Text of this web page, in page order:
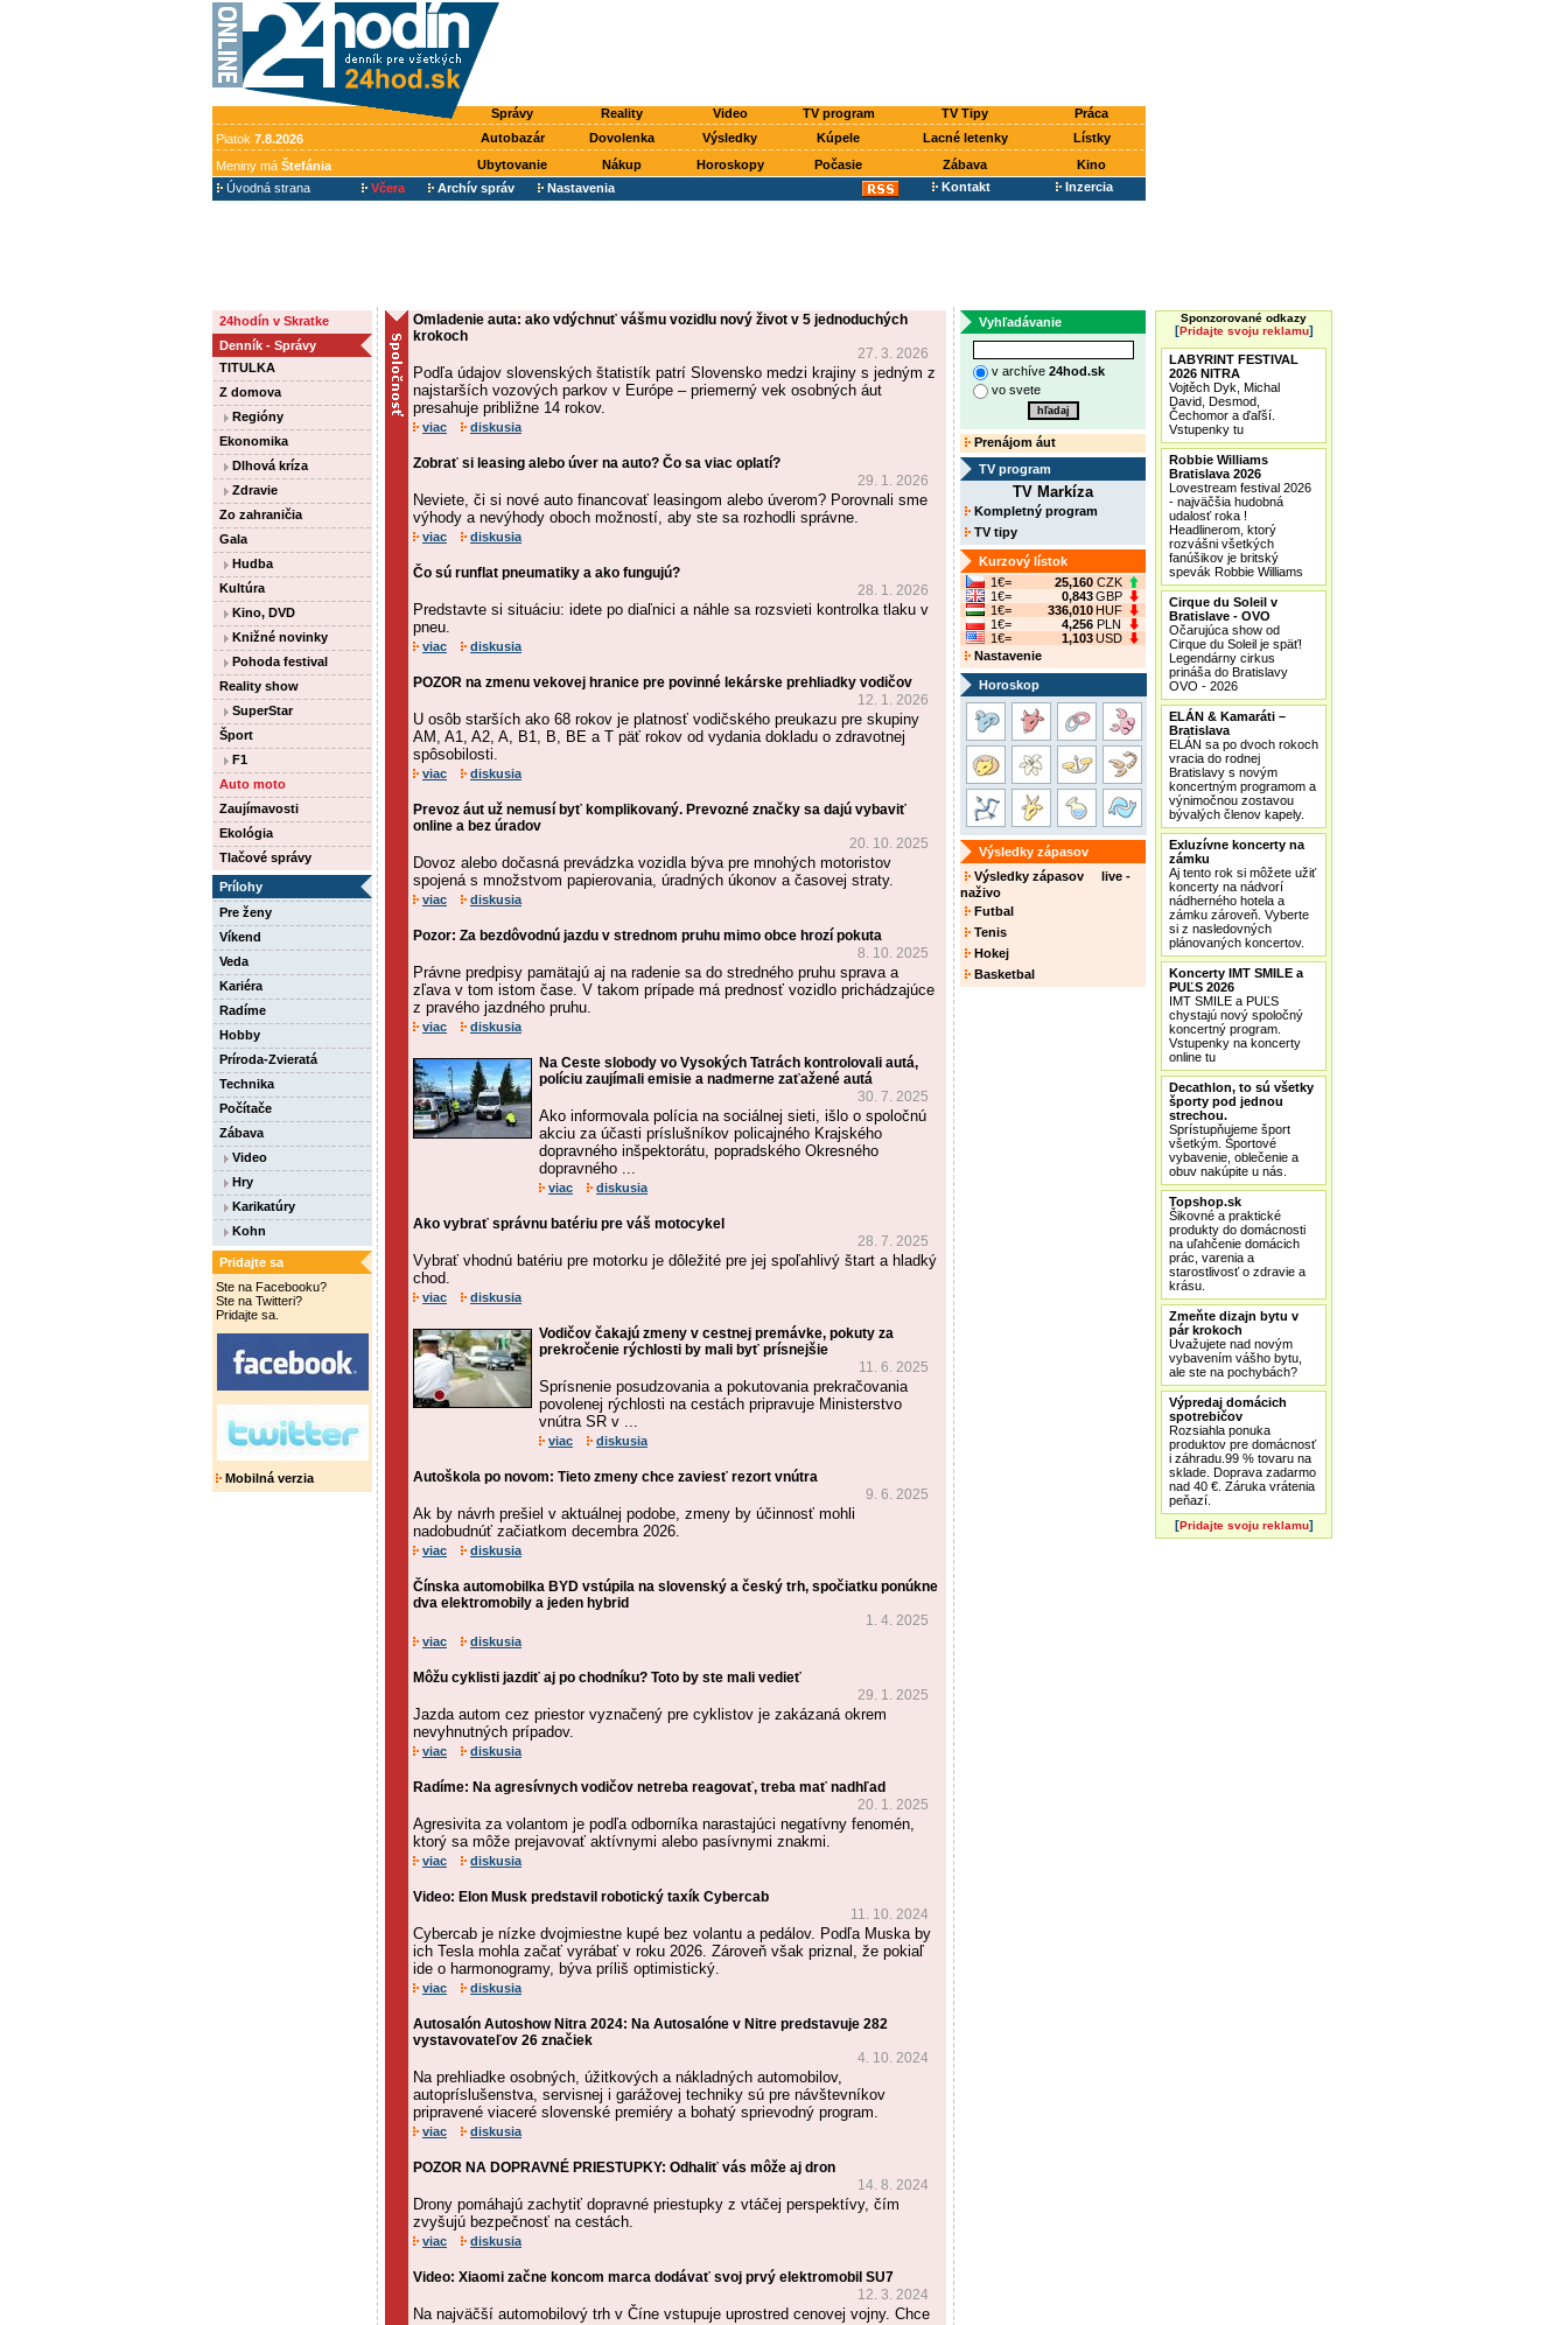
Správy Reality Video TV program TV Tipy
Práca
Piatok 7.8.2026 Autobazár Dovolenka Výsledky Kúpele Lacné letenky
Lístky
Meniny má Štefánia Ubytovanie Nákup Horoskopy Počasie Zábava
Kino
Úvodná strana
Včera Archív správ Nastavenia Kontakt Inzercia
24hodín v Skratke
Denník - Správy
TITULKA
Z domova
Regióny
Ekonomika
Dlhová kríza
Zdravie
Zo zahraničia
Gala
Hudba
Kultúra
Kino, DVD
Knižné novinky
Pohoda festival
Reality show
SuperStar
Šport
F1
Auto moto
Zaujímavosti
Ekológia
Tlačové správy
Prílohy
Pre ženy
Víkend
Veda
Kariéra
Radíme
Hobby
Príroda-Zvieratá
Technika
Počítače
Zábava
Video
Hry
Karikatúry
Kohn
Pridajte sa
Ste na Facebooku?
Ste na Twitteri?
Pridajte sa.
Mobilná verzia
Omladenie auta: ako vdýchnuť vášmu vozidlu nový život v 5 jednoduchých
krokoch
27. 3. 2026
Podľa údajov slovenských štatistík patrí Slovensko medzi krajiny s jedným z
najstarších vozových parkov v Európe – priemerný vek osobných áut
presahuje približne 14 rokov.
viac diskusia
Zobrať si leasing alebo úver na auto? Čo sa viac oplatí?
29. 1. 2026
Neviete, či si nové auto financovať leasingom alebo úverom? Porovnali sme
výhody a nevýhody oboch možností, aby ste sa rozhodli správne.
viac diskusia
Čo sú runflat pneumatiky a ako fungujú?
28. 1. 2026
Predstavte si situáciu: idete po diaľnici a náhle sa rozsvieti kontrolka tlaku v
pneu.
viac diskusia
POZOR na zmenu vekovej hranice pre povinné lekárske prehliadky vodičov
12. 1. 2026
U osôb starších ako 68 rokov je platnosť vodičského preukazu pre skupiny
AM, A1, A2, A, B1, B, BE a T päť rokov od vydania dokladu o zdravotnej
spôsobilosti.
viac diskusia
Prevoz áut už nemusí byť komplikovaný. Prevozné značky sa dajú vybaviť
online a bez úradov
20. 10. 2025
Dovoz alebo dočasná prevádzka vozidla býva pre mnohých motoristov
spojená s množstvom papierovania, úradných úkonov a časovej straty.
viac diskusia
Pozor: Za bezdôvodnú jazdu v strednom pruhu mimo obce hrozí pokuta
8. 10. 2025
Právne predpisy pamätajú aj na radenie sa do stredného pruhu sprava a
zľava v tom istom čase. V takom prípade má prednosť vozidlo prichádzajúce
z pravého jazdného pruhu.
viac diskusia
Na Ceste slobody vo Vysokých Tatrách kontrolovali autá,
políciu zaujímali emisie a nadmerne zaťažené autá
30. 7. 2025
Ako informovala polícia na sociálnej sieti, išlo o spoločnú
akciu za účasti príslušníkov policajného Krajského
dopravného inšpektorátu, popradského Okresného
dopravného ...
viac diskusia
Ako vybrať správnu batériu pre váš motocykel
28. 7. 2025
Vybrať vhodnú batériu pre motorku je dôležité pre jej spoľahlivý štart a hladký
chod.
viac diskusia
Vodičov čakajú zmeny v cestnej premávke, pokuty za
prekročenie rýchlosti by mali byť prísnejšie
11. 6. 2025
Sprísnenie posudzovania a pokutovania prekračovania
povolenej rýchlosti na cestách pripravuje Ministerstvo
vnútra SR v ...
viac diskusia
Autoškola po novom: Tieto zmeny chce zaviesť rezort vnútra
9. 6. 2025
Ak by návrh prešiel v aktuálnej podobe, zmeny by účinnosť mohli
nadobudnúť začiatkom decembra 2026.
viac diskusia
Čínska automobilka BYD vstúpila na slovenský a český trh, spočiatku ponúkne
dva elektromobily a jeden hybrid
1. 4. 2025
viac diskusia
Môžu cyklisti jazdiť aj po chodníku? Toto by ste mali vedieť
29. 1. 2025
Jazda autom cez priestor vyznačený pre cyklistov je zakázaná okrem
nevyhnutných prípadov.
viac diskusia
Radíme: Na agresívnych vodičov netreba reagovať, treba mať nadhľad
20. 1. 2025
Agresivita za volantom je podľa odborníka narastajúci negatívny fenomén,
ktorý sa môže prejavovať aktívnymi alebo pasívnymi znakmi.
viac diskusia
Video: Elon Musk predstavil robotický taxík Cybercab
11. 10. 2024
Cybercab je nízke dvojmiestne kupé bez volantu a pedálov. Podľa Muska by
ich Tesla mohla začať vyrábať v roku 2026. Zároveň však priznal, že pokiaľ
ide o harmonogramy, býva príliš optimistický.
viac diskusia
Autosalón Autoshow Nitra 2024: Na Autosalóne v Nitre predstavuje 282
vystavovateľov 26 značiek
4. 10. 2024
Na prehliadke osobných, úžitkových a nákladných automobilov,
autopríslušenstva, servisnej i garážovej techniky sú pre návštevníkov
pripravené viaceré slovenské premiéry a bohatý sprievodný program.
viac diskusia
POZOR NA DOPRAVNÉ PRIESTUPKY: Odhaliť vás môže aj dron
14. 8. 2024
Drony pomáhajú zachytiť dopravné priestupky z vtáčej perspektívy, čím
zvyšujú bezpečnosť na cestách.
viac diskusia
Video: Xiaomi začne koncom marca dodávať svoj prvý elektromobil SU7
12. 3. 2024
Na najväčší automobilový trh v Číne vstupuje uprostred cenovej vojny. Chce
Vyhľadávanie
v archíve 24hod.sk
vo svete
Prenájom áut
TV program
TV Markíza
Kompletný program
TV tipy
Kurzový lístok
1€=
25,160 CZK
1€=
0,843GBP
1€=
336,010HUF
1€=
4,256 PLN
1€=
1,103USD
Nastavenie
Horoskop
Výsledky zápasov
Výsledky zápasov live -
naživo
Futbal
Tenis
Hokej
Basketbal
Sponzorované odkazy
[Pridajte svoju reklamu]
LABYRINT FESTIVAL
2026 NITRA
Vojtěch Dyk, Michal
David, Desmod,
Čechomor a ďaľší.
Vstupenky tu
Robbie Williams
Bratislava 2026
Lovestream festival 2026
- najväčšia hudobná
udalosť roka !
Headlinerom, ktorý
rozvášni všetkých
fanúšikov je britský
spevák Robbie Williams
Cirque du Soleil v
Bratislave - OVO
Očarujúca show od
Cirque du Soleil je späť!
Legendárny cirkus
prináša do Bratislavy
OVO - 2026
ELÁN & Kamaráti –
Bratislava
ELÁN sa po dvoch rokoch
vracia do rodnej
Bratislavy s novým
koncertným programom a
výnimočnou zostavou
bývalých členov kapely.
Exluzívne koncerty na
zámku
Aj tento rok si môžete užiť
koncerty na nádvorí
nádherného hotela a
zámku zároveň. Vyberte
si z nasledovných
plánovaných koncertov.
Koncerty IMT SMILE a
PUĽS 2026
IMT SMILE a PUĽS
chystajú nový spoločný
koncertný program.
Vstupenky na koncerty
online tu
Decathlon, to sú všetky
športy pod jednou
strechou.
Sprístupňujeme šport
všetkým. Športové
vybavenie, oblečenie a
obuv nakúpite u nás.
Topshop.sk
Šikovné a praktické
produkty do domácnosti
na uľahčenie domácich
prác, varenia a
starostlivosť o zdravie a
krásu.
Zmeňte dizajn bytu v
pár krokoch
Uvažujete nad novým
vybavením vášho bytu,
ale ste na pochybách?
Výpredaj domácich
spotrebičov
Rozsiahla ponuka
produktov pre domácnosť
i záhradu.99 % tovaru na
sklade. Doprava zadarmo
nad 40 €. Záruka vrátenia
peňazí.
[Pridajte svoju reklamu]